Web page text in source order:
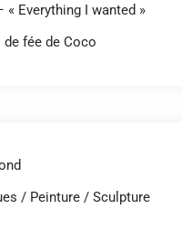
« Everything I wanted »
fée de Coco
/ Peinture / Sculpture